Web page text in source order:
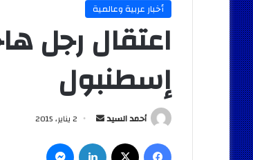
أخبار عربية وعالمية
اعتقال رجل
إسطنبول
أحمد السيد
أرسل
إلكترونيا
2 يناير، 2015
فيسبوك لينكدإن